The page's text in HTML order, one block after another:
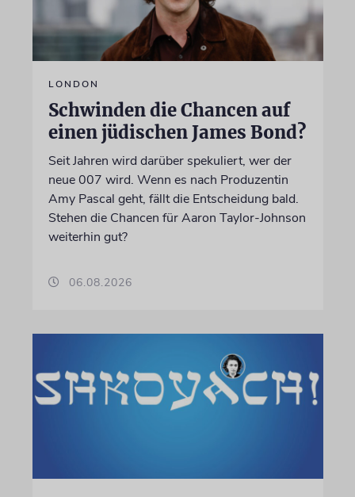
LONDON
Schwinden die Chancen auf
einen jüdischen James Bond?
Seit Jahren wird darüber spekuliert, wer der
neue 007 wird. Wenn es nach Produzentin
Amy Pascal geht, fällt die Entscheidung bald.
Stehen die Chancen für Aaron Taylor-Johnson
weiterhin gut?
06.08.2026